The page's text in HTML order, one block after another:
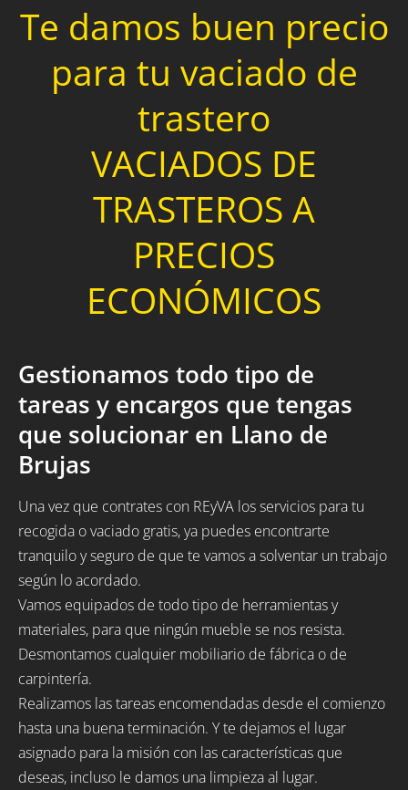
Te damos buen precio
para tu vaciado de
trastero
VACIADOS DE
TRASTEROS A
PRECIOS
ECONÓMICOS
Gestionamos todo tipo de
tareas y encargos que tengas
que solucionar en Llano de
Brujas
Una vez que contrates con REyVA los servicios para tu
recogida o vaciado gratis, ya puedes encontrarte
tranquilo y seguro de que te vamos a solventar un trabajo
según lo acordado.
Vamos equipados de todo tipo de herramientas y
materiales, para que ningún mueble se nos resista.
Desmontamos cualquier mobiliario de fábrica o de
carpintería.
Realizamos las tareas encomendadas desde el comienzo
hasta una buena terminación. Y te dejamos el lugar
asignado para la misión con las características que
deseas, incluso le damos una limpieza al lugar.